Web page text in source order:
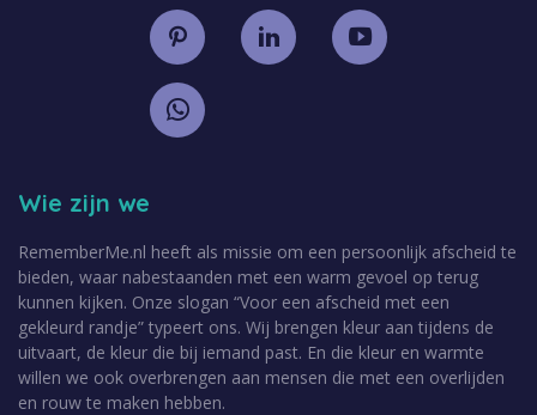
Wie zijn we
RememberMe.nl heeft als missie om een persoonlijk afscheid te
bieden, waar nabestaanden met een warm gevoel op terug
kunnen kijken. Onze slogan “Voor een afscheid met een
gekleurd randje” typeert ons. Wij brengen kleur aan tijdens de
uitvaart, de kleur die bij iemand past. En die kleur en warmte
willen we ook overbrengen aan mensen die met een overlijden
en rouw te maken hebben.